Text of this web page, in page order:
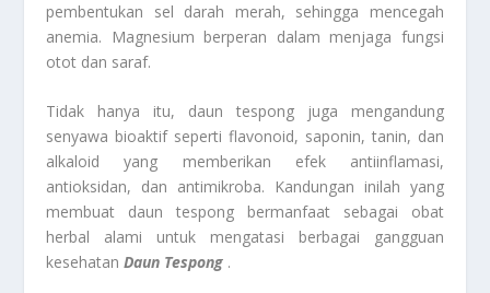
pembentukan sel darah merah, sehingga mencegah
anemia. Magnesium berperan dalam menjaga fungsi
otot dan saraf.
Tidak hanya itu, daun tespong juga mengandung
senyawa bioaktif seperti flavonoid, saponin, tanin, dan
alkaloid yang memberikan efek antiinflamasi,
antioksidan, dan antimikroba. Kandungan inilah yang
membuat daun tespong bermanfaat sebagai obat
herbal alami untuk mengatasi berbagai gangguan
kesehatanDaun Tespong .